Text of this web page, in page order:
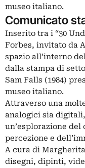
museo italiano.
Comunicato
Inserito tra i “30
Forbes, invitato da
spazio all’interno
dalla stampa di
Sam Falls (1984)
museo italiano.
Attraverso una
analogici sia
un’esplorazione
percezione e
A cura di
disegni, dipinti,